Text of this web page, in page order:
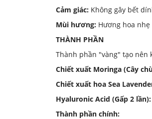
Cảm giác: Không gây bết
Mùi hương: Hương hoa
THÀNH PHẦN
Thành phần "vàng" tạo nên
Chiết xuất Moringa (Cây
Chiết xuất hoa Sea
Hyaluronic Acid (Gấp 2 lần):
Thành phần chính: